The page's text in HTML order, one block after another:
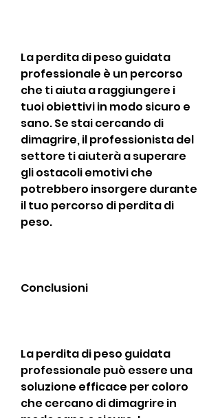
La perdita di peso guidata
professionale è un percorso
che ti aiuta a raggiungere i
tuoi obiettivi in modo sicuro e
sano. Se stai cercando di
dimagrire, il professionista del
settore ti aiuterà a superare
gli ostacoli emotivi che
potrebbero insorgere durante
il tuo percorso di perdita di
peso.
Conclusioni
La perdita di peso guidata
professionale può essere una
soluzione efficace per coloro
che cercano di dimagrire in